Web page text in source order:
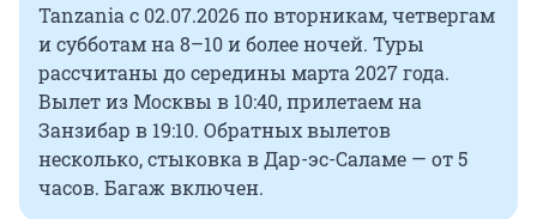
Tanzania с 02.07.2026 по вторникам, четвергам
и субботам на 8–10 и более ночей. Туры
рассчитаны до середины марта 2027 года.
Вылет из Москвы в 10:40, прилетаем на
Занзибар в 19:10. Обратных вылетов
несколько, стыковка в Дар-эс-Саламе — от 5
часов. Багаж включен.